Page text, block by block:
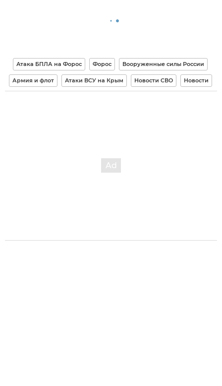
Атака БПЛА на Форос Форос Вооруженные силы России
Армия и флот Атаки ВСУ на Крым Новости СВО Новости